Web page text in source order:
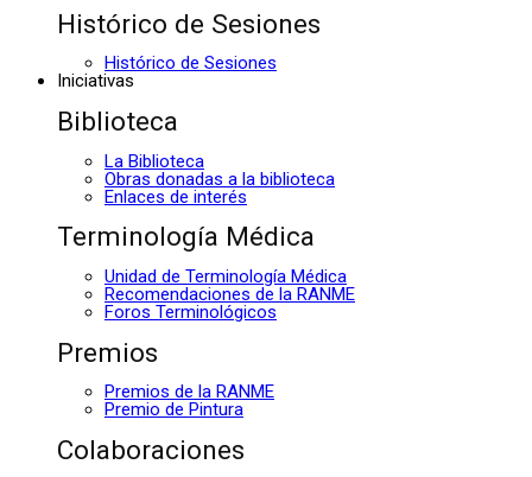
Histórico de Sesiones
Histórico de Sesiones
Iniciativas
Biblioteca
La Biblioteca
Obras donadas a la biblioteca
Enlaces de interés
Terminología Médica
Unidad de Terminología Médica
Recomendaciones de la RANME
Foros Terminológicos
Premios
Premios de la RANME
Premio de Pintura
Colaboraciones